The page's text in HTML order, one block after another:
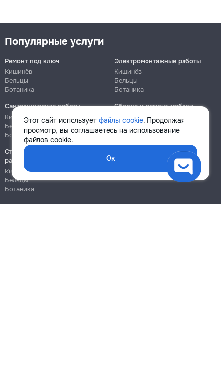
Этот сайт использует файлы cookie. Продолжая
просмотр, вы соглашаетесь на использование
файлов cookie.
Ок
Популярные услуги
Ремонт под ключ
Кишинёв
Бельцы
Ботаника
Электромонтажные работы
Кишинёв
Бельцы
Ботаника
Сантехнические работы
Кишинёв
Бельцы
Ботаника
Сборка и ремонт мебели
Кишинёв
Ботаника
Строительно-монтажные
работы
Кишинёв
Бельцы
Ботаника